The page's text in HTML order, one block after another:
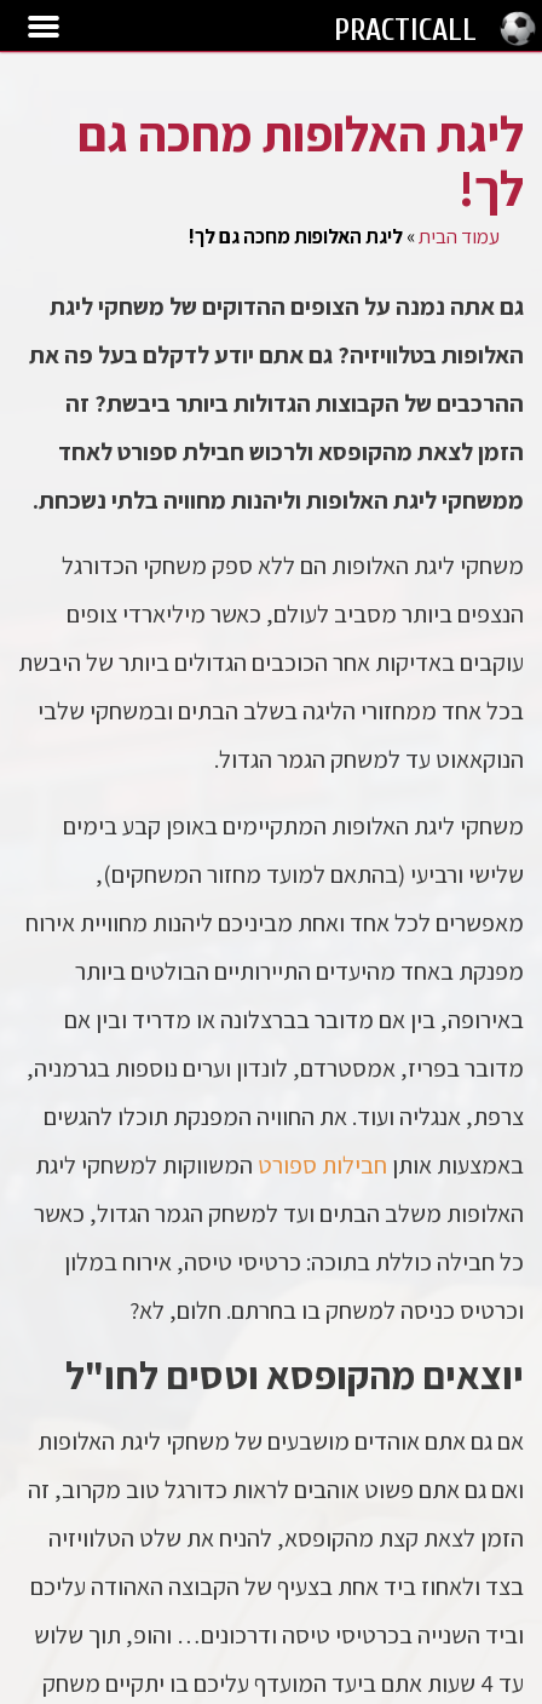
PRACTICALL
ליגת האלופות מחכה גם
לך!
עמוד הבית»ליגת האלופות מחכה גם לך!
גם אתה נמנה על הצופים ההדוקים של משחקי ליגת
האלופות בטלוויזיה? גם אתם יודע לדקלם בעל פה את
ההרכבים של הקבוצות הגדולות ביותר ביבשת? זה
הזמן לצאת מהקופסא ולרכוש חבילת ספורט לאחד
ממשחקי ליגת האלופות וליהנות מחוויה בלתי נשכחת.
משחקי ליגת האלופות הם ללא ספק משחקי הכדורגל
הנצפים ביותר מסביב לעולם, כאשר מיליארדי צופים
עוקבים באדיקות אחר הכוכבים הגדולים ביותר של היבשת
בכל אחד ממחזורי הליגה בשלב הבתים ובמשחקי שלבי
הנוקאאוט עד למשחק הגמר הגדול.
משחקי ליגת האלופות המתקיימים באופן קבע בימים
שלישי ורביעי (בהתאם למועד מחזור המשחקים),
מאפשרים לכל אחד ואחת מביניכם ליהנות מחוויית אירוח
מפנקת באחד מהיעדים התיירותיים הבולטים ביותר
באירופה, בין אם מדובר בברצלונה או מדריד ובין אם
מדובר בפריז, אמסטרדם, לונדון וערים נוספות בגרמניה,
צרפת, אנגליה ועוד. את החוויה המפנקת תוכלו להגשים
באמצעות אותן חבילות ספורט המשווקות למשחקי ליגת
האלופות משלב הבתים ועד למשחק הגמר הגדול, כאשר
כל חבילה כוללת בתוכה: כרטיסי טיסה, אירוח במלון
וכרטיס כניסה למשחק בו בחרתם. חלום, לא?
יוצאים מהקופסא וטסים לחו"ל
אם גם אתם אוהדים מושבעים של משחקי ליגת האלופות
ואם גם אתם פשוט אוהבים לראות כדורגל טוב מקרוב, זה
הזמן לצאת קצת מהקופסא, להניח את שלט הטלוויזיה
בצד ולאחוז ביד אחת בצעיף של הקבוצה האהודה עליכם
וביד השנייה בכרטיסי טיסה ודרכונים… והופ, תוך שלוש
עד 4 שעות אתם ביעד המועדף עליכם בו יתקיים משחק